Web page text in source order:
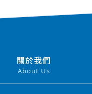
關於我們
About Us